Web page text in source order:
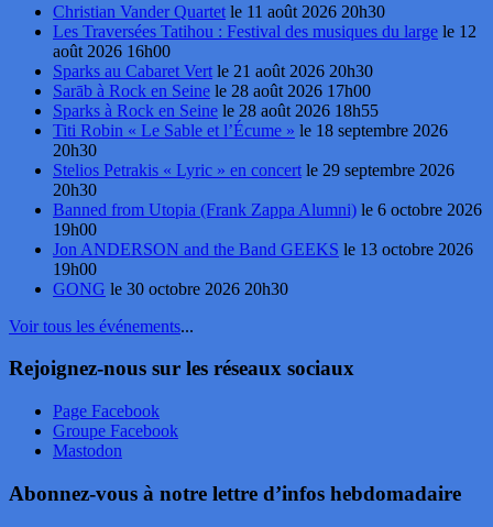
Christian Vander Quartet le 11 août 2026 20h30
Les Traversées Tatihou : Festival des musiques du large le 12
août 2026 16h00
Sparks au Cabaret Vert le 21 août 2026 20h30
Sarāb à Rock en Seine le 28 août 2026 17h00
Sparks à Rock en Seine le 28 août 2026 18h55
Titi Robin « Le Sable et l’Écume » le 18 septembre 2026
20h30
Stelios Petrakis « Lyric » en concert le 29 septembre 2026
20h30
Banned from Utopia (Frank Zappa Alumni) le 6 octobre 2026
19h00
Jon ANDERSON and the Band GEEKS le 13 octobre 2026
19h00
GONG le 30 octobre 2026 20h30
Voir tous les événements...
Rejoignez-nous sur les réseaux sociaux
Page Facebook
Groupe Facebook
Mastodon
Abonnez-vous à notre lettre d’infos hebdomadaire